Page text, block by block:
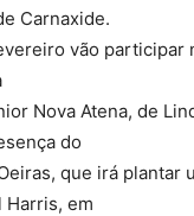
Carnaxide.
vão participar
Nova Atena, de
do
que irá plantar
Harris, em